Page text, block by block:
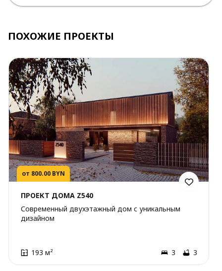
ПОХОЖИЕ ПРОЕКТЫ
от 800.00 BYN
ПРОЕКТ ДОМА Z540
Современный двухэтажный дом с уникальным
дизайном
193 м² 3 3